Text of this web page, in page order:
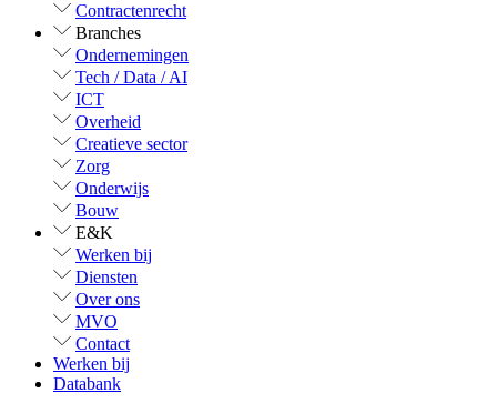
Contractenrecht
Branches
Ondernemingen
Tech / Data / AI
ICT
Overheid
Creatieve sector
Zorg
Onderwijs
Bouw
E&K
Werken bij
Diensten
Over ons
MVO
Contact
Werken bij
Databank